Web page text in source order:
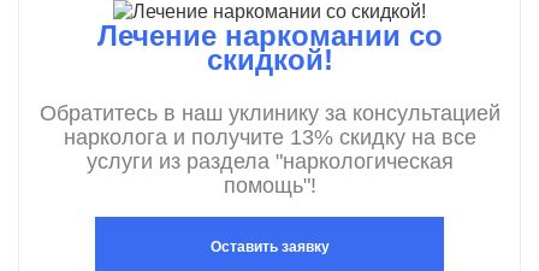
Лечение наркомании со
скидкой!
Обратитесь в наш уклинику за консультацией
нарколога и получите 13% скидку на все
услуги из раздела "наркологическая
помощь"!
Оставить заявку